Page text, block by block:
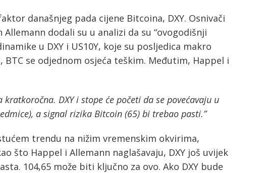
današnjeg pada cijene Bitcoina, DXY. Osnivači
Allemann dodali su u analizi da su “ovogodišnji
u DXY i US10Y, koje su posljedica makro
BTC se odjednom osjeća teškim. Međutim, Happel i
DXY i stope će početi da se povećavaju u
a signal rizika Bitcoin (65) bi trebao pasti.”
trendu na nižim vremenskim okvirima,
što Happel i Allemann naglašavaju, DXY još uvijek
104,65 može biti ključno za ovo. Ako DXY bude